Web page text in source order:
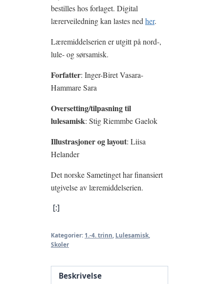
bestilles hos forlaget. Digital
lærerveiledning kan lastes ned her.
Læremiddelserien er utgitt på nord-,
lule- og sørsamisk.
Forfatter: Inger-Biret Vasara-
Hammare Sara
Oversetting/tilpasning til
lulesamisk: Stig Riemmbe Gaelok
Illustrasjoner og layout: Liisa
Helander
Det norske Sametinget har finansiert
utgivelse av læremiddelserien.
[:]
Kategorier: 1.-4. trinn Lulesamisk
Skoler
Beskrivelse